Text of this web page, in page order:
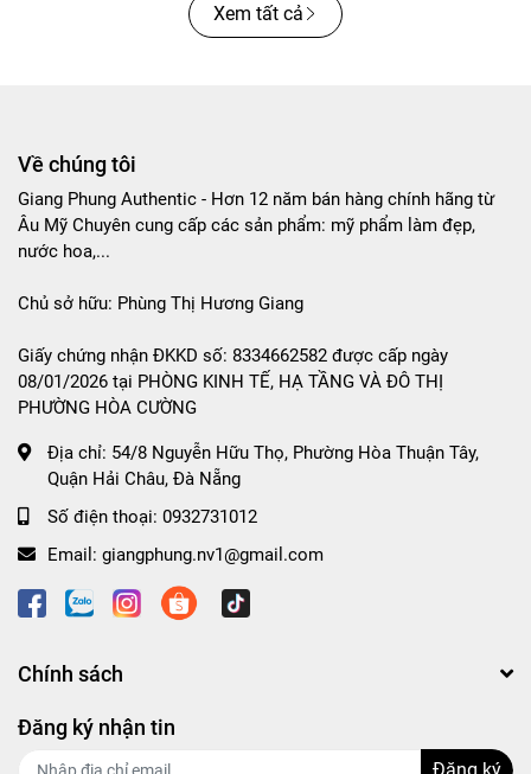
Xem tất cả
Về chúng tôi
Giang Phung Authentic - Hơn 12 năm bán hàng chính hãng từ
Âu Mỹ Chuyên cung cấp các sản phẩm: mỹ phẩm làm đẹp,
nước hoa,...
Chủ sở hữu: Phùng Thị Hương Giang
Giấy chứng nhận ĐKKD số: 8334662582 được cấp ngày
08/01/2026 tại PHÒNG KINH TẾ, HẠ TẦNG VÀ ĐÔ THỊ
PHƯỜNG HÒA CƯỜNG
Địa chỉ: 54/8 Nguyễn Hữu Thọ, Phường Hòa Thuận Tây,
Quận Hải Châu, Đà Nẵng
Số điện thoại: 0932731012
Email: giangphung.nv1@gmail.com
Chính sách
Đăng ký nhận tin